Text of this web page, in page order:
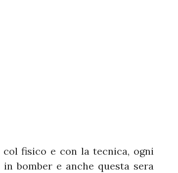
fisico e con la tecnica, ogni
bomber e anche questa sera